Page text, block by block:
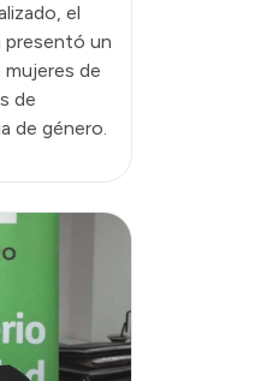
el
presentó un
de
de
de género.